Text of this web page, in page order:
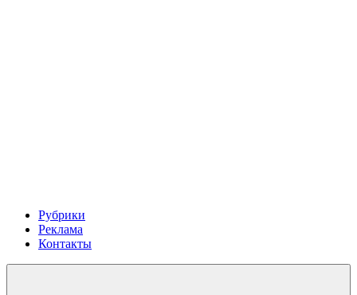
Рубрики
Реклама
Контакты